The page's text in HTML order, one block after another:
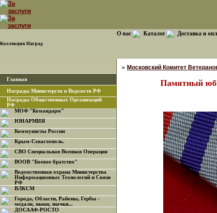
Коллекция Наград
О нас Каталог Доставка и
Главная
Награды Министерств и Ведомств РФ
Награды Общественных Организаций
РФ
МОФ "Командарм"
ЮНАРМИЯ
Коммунисты России
Крым-Севастополь.
СВО Специальная Военная Операция
ВООВ "Боевое братство"
Ведомственная охрана Министерства
Информационных Технологий и Связи
РФ
ВЛКСМ
Города, Области, Районы, Гербы -
медали, знаки, значки...
ДОСААФ-РОСТО
» Московский Комитет
Памятный